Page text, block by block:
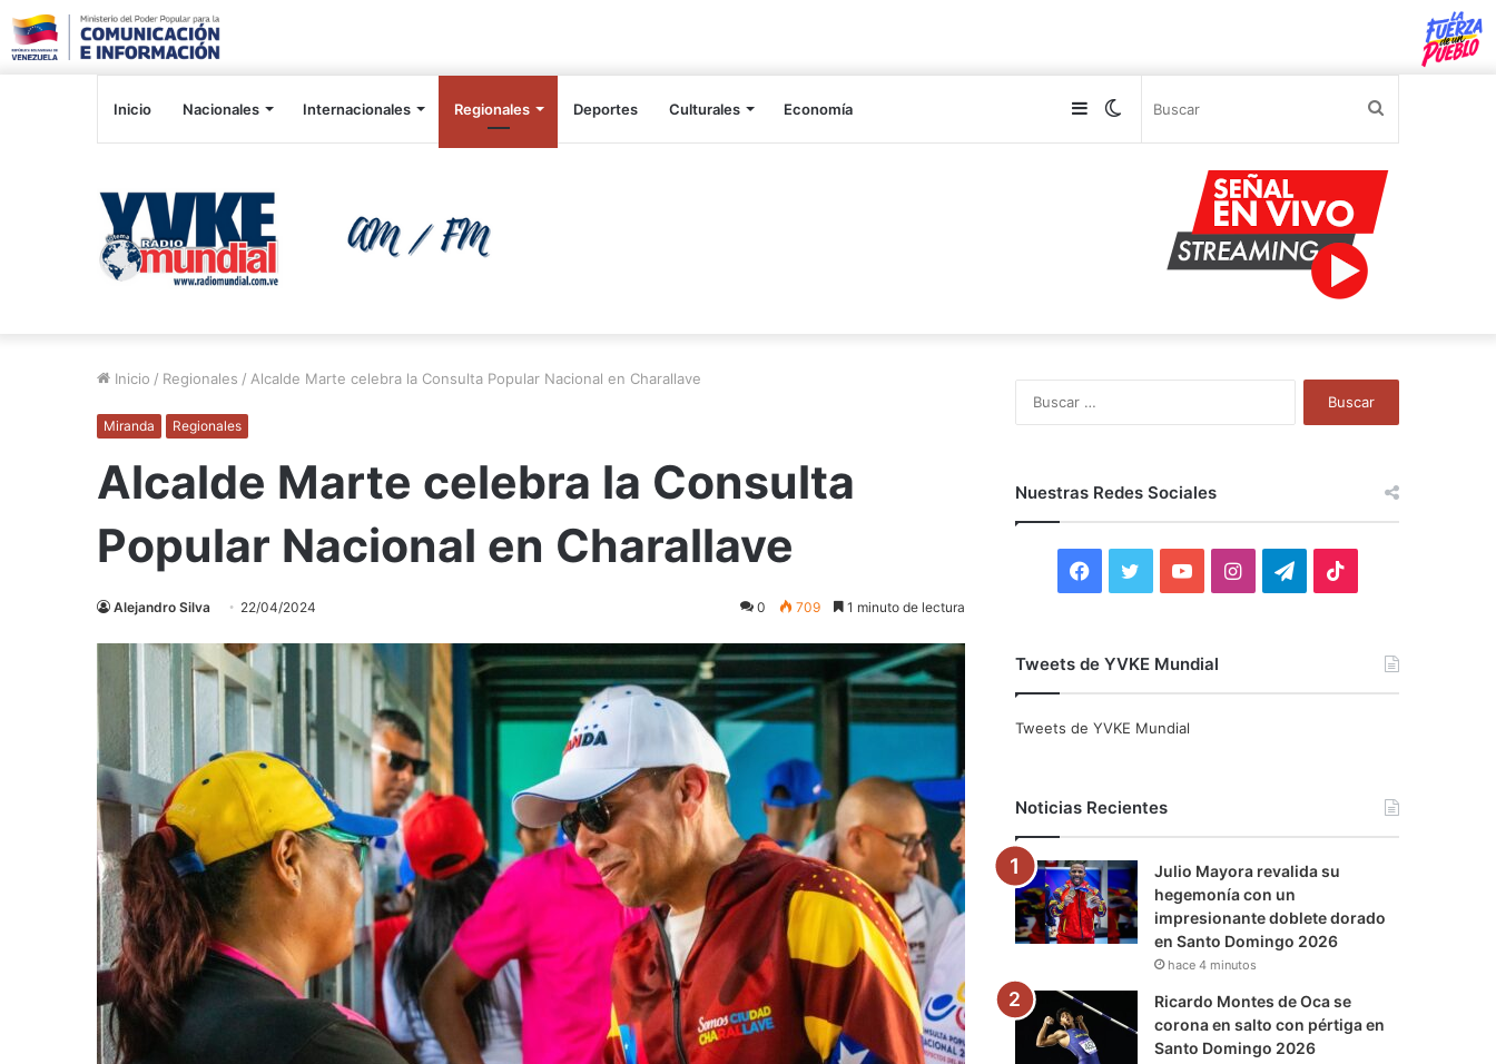
Inicio Nacionales Internacionales Regionales Deportes Culturales Economía Switch
Sidebar
Inicio / Regionales / Alcalde Marte celebra la Consulta Popular Nacional en Charallave
Miranda Regionales
Alcalde Marte celebra la Consulta
Popular Nacional en Charallave
Alejandro Silva 22/04/2024 0 709 1 minuto de lectura
Nuestras Redes Sociales
F
c
o
k
i
r
Y
u
e
I
r
a
m
T
a
m
Tweets de YVKE Mundial
Tweets de YVKE Mundial
Noticias Recientes
Julio Mayora revalida su
hegemonía con un
impresionante doblete dorado
en Santo Domingo 2026
hace 4 minutos
Ricardo Montes de Oca se
corona en salto con pértiga en
Santo Domingo 2026